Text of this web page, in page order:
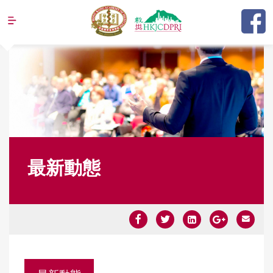
Jump to navigation
最新動態
Y